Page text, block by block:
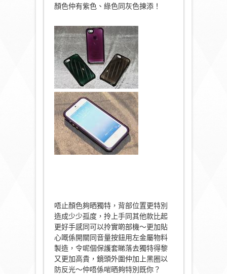
顏色仲有紫色、綠色同灰色揀添！
唔止顏色夠晒獨特，背部位置更特別
造成少少孤度，拎上手同其他款比起
更好手感同可以拎實啲部機～更加貼
心嘅係開關同音量按鈕用左金屬物料
製造，令呢個保護套睇落去獨特得黎
又更加高貴，鏡頭外圍仲加上黑圈以
防反光～仲唔係啱晒夠特別既你？